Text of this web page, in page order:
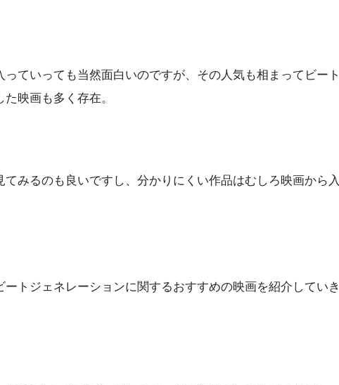
ていっても当然面白いのですが、その人気も相まってビート
映画も多く存在。
みるのも良いですし、分かりにくい作品はむしろ映画から入
ートジェネレーションに関するおすすめの映画を紹介していき